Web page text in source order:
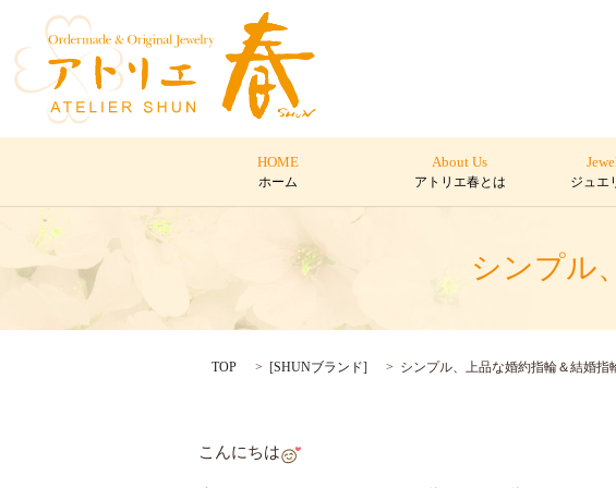
HOME
ホーム
About Us
アトリエ春とは ジュエ
シンプル
TOP [SHUNブランド] シンプル、上品な婚約指輪＆結婚指
こんにちは